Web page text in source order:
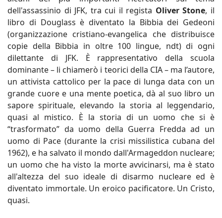
dell'assassinio di JFK, tra cui il regista Oliver Stone, il
libro di Douglass è diventato la Bibbia dei Gedeoni
(organizzazione cristiano-evangelica che distribuisce
copie della Bibbia in oltre 100 lingue, ndt) di ogni
dilettante di JFK. È rappresentativo della scuola
dominante – li chiamerò i teorici della CIA – ma l’autore,
un attivista cattolico per la pace di lunga data con un
grande cuore e una mente poetica, dà al suo libro un
sapore spirituale, elevando la storia al leggendario,
quasi al mistico. È la storia di un uomo che si è
“trasformato” da uomo della Guerra Fredda ad un
uomo di Pace (durante la crisi missilistica cubana del
1962), e ha salvato il mondo dall'Armageddon nucleare;
un uomo che ha visto la morte avvicinarsi, ma è stato
all'altezza del suo ideale di disarmo nucleare ed è
diventato immortale. Un eroico pacificatore. Un Cristo,
quasi.